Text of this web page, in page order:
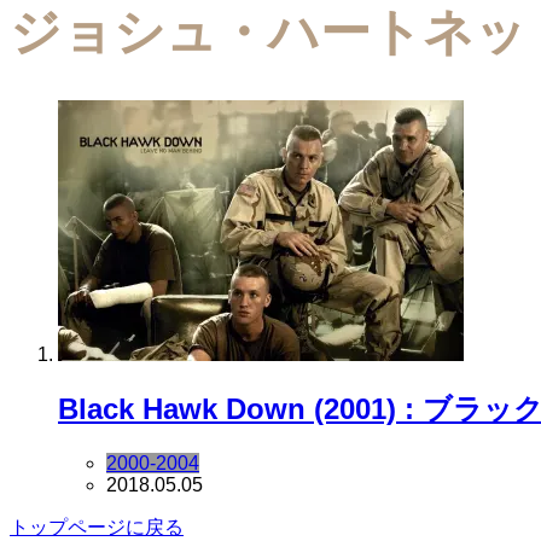
ジョシュ・ハートネッ
Black Hawk Down (2001) : ブラッ
2000-2004
2018.05.05
トップページに戻る